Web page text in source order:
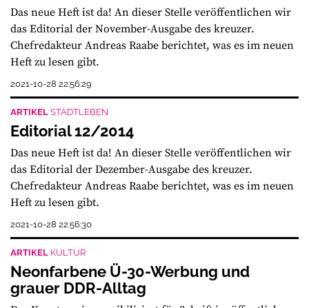
Das neue Heft ist da! An dieser Stelle veröffentlichen wir
das Editorial der November-Ausgabe des kreuzer.
Chefredakteur Andreas Raabe berichtet, was es im neuen
Heft zu lesen gibt.
2021-10-28 22:56:29
ARTIKEL STADTLEBEN
Editorial 12/2014
Das neue Heft ist da! An dieser Stelle veröffentlichen wir
das Editorial der Dezember-Ausgabe des kreuzer.
Chefredakteur Andreas Raabe berichtet, was es im neuen
Heft zu lesen gibt.
2021-10-28 22:56:30
ARTIKEL KULTUR
Neonfarbene Ü-30-Werbung und
grauer DDR-Alltag